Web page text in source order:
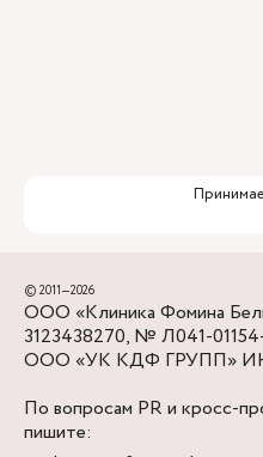
© 2011—2026
ООО «Клиника Фомина
3123438270, № Л041-
ООО «УК КДФ ГРУПП»
По вопросам PR и кросс-
пишите: